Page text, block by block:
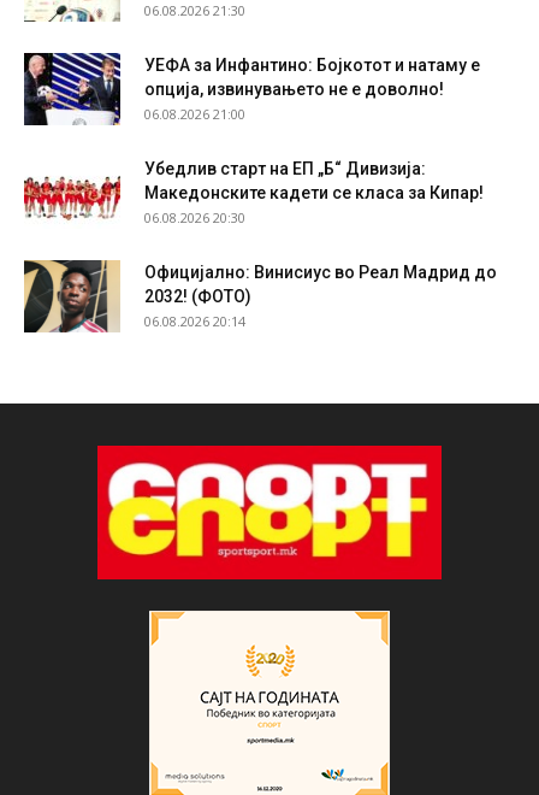
06.08.2026 21:30
УЕФА за Инфантино: Бојкотот и натаму е
опција, извинувањето не е доволно!
06.08.2026 21:00
Убедлив старт на ЕП „Б“ Дивизија:
Македонските кадети се класа за Кипар!
06.08.2026 20:30
Официјално: Винисиус во Реал Мадрид до
2032! (ФОТО)
06.08.2026 20:14